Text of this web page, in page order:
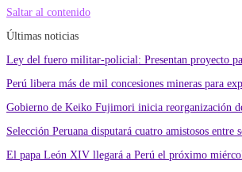
Saltar al contenido
Últimas noticias
Ley del fuero militar-policial: Presentan proyecto
Perú libera más de mil concesiones mineras para
Gobierno de Keiko Fujimori inicia reorganización
Selección Peruana disputará cuatro amistosos
El papa León XIV llegará a Perú el próximo